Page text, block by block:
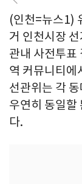
(인천=뉴스1)
거 인천시장
관내 사전투표
역 커뮤니티에
선관위는 각
우연히 동일할
다.